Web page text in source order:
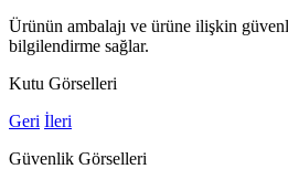
Ürünün ambalajı ve ürüne ilişkin
bilgilendirme sağlar.
Kutu Görselleri
Geri İleri
Güvenlik Görselleri